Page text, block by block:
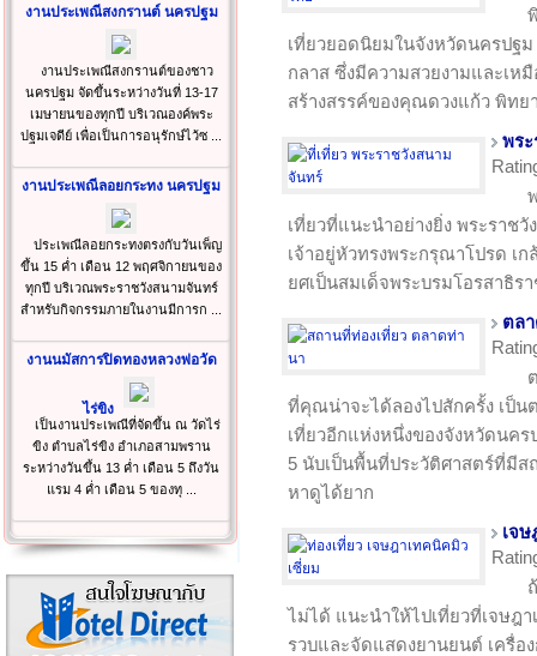
งานประเพณีสงกรานต์ นครปฐม
งานประเพณีสงกรานต์ของชาว
นครปฐม จัดขึ้นระหว่างวันที่ 13-17
เมษายนของทุกปี บริเวณองค์พระ
ปฐมเจดีย์ เพื่อเป็นการอนุรักษ์ไว้ซ ...
งานประเพณีลอยกระทง นครปฐม
ประเพณีลอยกระทงตรงกับวันเพ็ญ
ขึ้น 15 ค่ำ เดือน 12 พฤศจิกายนของ
ทุกปี บริเวณพระราชวังสนามจันทร์
สำหรับกิจกรรมภายในงานมีการก ...
งานนมัสการปิดทองหลวงพ่อวัด
ไร่ขิง
เป็นงานประเพณีที่จัดขึ้น ณ วัดไร่
ขิง ตำบลไร่ขิง อำเภอสามพราน
ระหว่างวันขึ้น 13 ค่ำ เดือน 5 ถึงวัน
แรม 4 ค่ำ เดือน 5 ของทุ ...
เที่ยวยอดนิยมในจังหวัดนครปฐ
กลาส ซึ่งมีความสวยงามและเห
สร้างสรรค์ของคุณดวงแก้ว พิท
พร
เที่ยวที่แนะนำอย่างยิ่ง พระราช
เจ้าอยู่หัวทรงพระกรุณาโปรด เ
ยศเป็นสมเด็จพระบรมโอรสาธิร
ตล
ที่คุณน่าจะได้ลองไปสักครั้ง เป็
เที่ยวอีกแห่งหนึ่งของจังหวัดนค
5 นับเป็นพื้นที่ประวัติศาสตร์ที่มีส
หาดูได้ยาก
เจ
ไม่ได้ แนะนำให้ไปเที่ยวที่เจษ
รวบและจัดแสดงยานยนต์ เครื่